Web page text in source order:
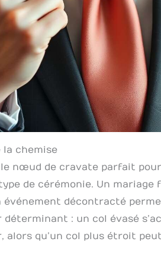
la chemise
le nœud de cravate parfait
de cérémonie. Un
événement décontracté
: un col évasé
alors qu’un col plus étroit